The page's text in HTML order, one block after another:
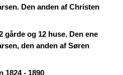
Den anden af Christen
gårde og 12 huse. Den ene
den anden af Søren
1824 - 1890